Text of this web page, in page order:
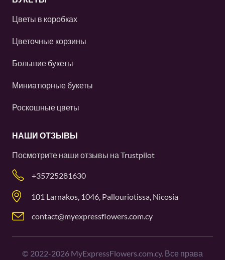
Цветы в коробках
Цветочные корзины
Большие букеты
Миниатюрные букеты
Роскошные цветы
НАШИ ОТЗЫВЫ
Посмотрите наши отзывы на Trustpilot
+35725281630
101 Larnakos, 1046, Pallouriotissa, Nicosia
contact@myexpressflowers.com.cy
© 2022-2026 MyExpressFlowers.com.cy. Все права